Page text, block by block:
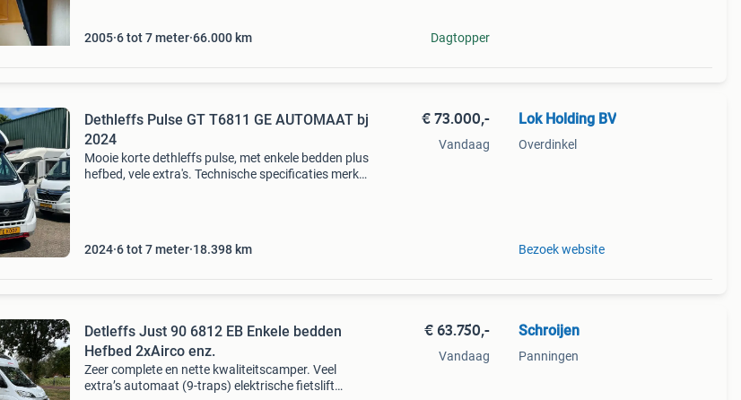
2005 6 tot 7 meter 66.000 km Dagtopper
Dethleffs Pulse GT T6811 GE AUTOMAAT bj
2024
Mooie korte dethleffs pulse, met enkele bedden plus
hefbed, vele extra's. Technische specificaties merk:
2024 6 tot 7 meter 18.398 km
€ 73.000,-
Vandaag
Lok Holding BV
Overdinkel
Bezoek website
Detleffs Just 90 6812 EB Enkele bedden
Hefbed 2xAirco enz.
Zeer complete en nette kwaliteitscamper. Veel
extra’s automaat (9-traps) elektrische fietslift
€ 63.750,-
Vandaag
Schroijen
Panningen